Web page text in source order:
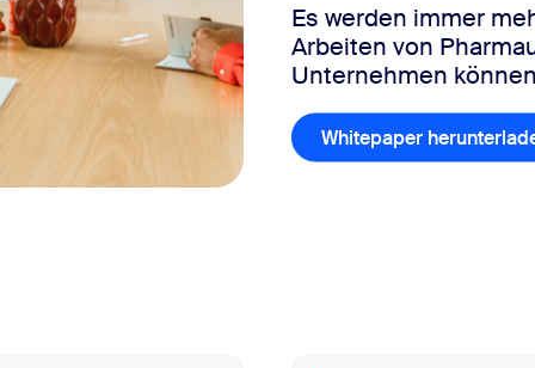
Es werden immer
Arbeiten von
Unternehmen
Whitepaper